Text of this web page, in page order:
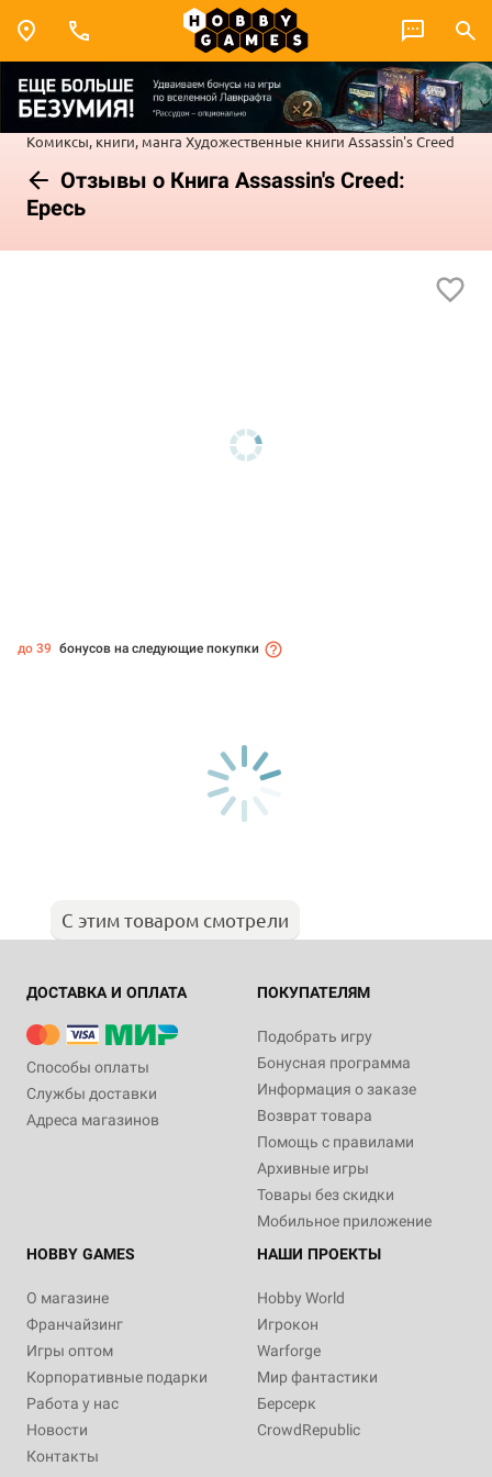
Комиксы, книги, манга Художественные книги Assassin's Creed
Отзывы о Книга Assassin's Creed:
Ересь
до 39 бонусов на следующие покупки
С этим товаром смотрели
ДОСТАВКА И ОПЛАТА
Способы оплаты
Службы доставки
Адреса магазинов
ПОКУПАТЕЛЯМ
Подобрать игру
Бонусная программа
Информация о заказе
Возврат товара
Помощь с правилами
Архивные игры
Товары без скидки
Мобильное приложение
HOBBY GAMES
О магазине
Франчайзинг
Игры оптом
Корпоративные подарки
Работа у нас
Новости
Контакты
НАШИ ПРОЕКТЫ
Hobby World
Игрокон
Warforge
Мир фантастики
Берсерк
CrowdRepublic